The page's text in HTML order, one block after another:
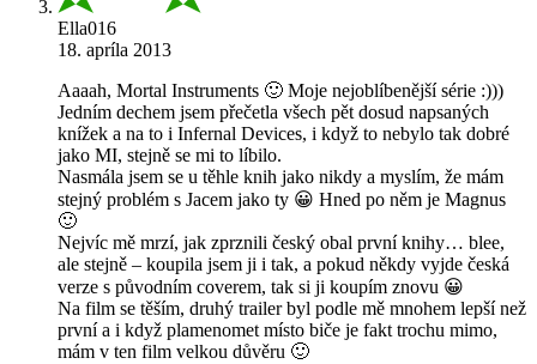
Ella016
18. apríla 2013
Aaaah, Mortal Instruments 🙂 Moje nejoblíbenější série :)))
Jedním dechem jsem přečetla všech pět dosud napsaných
knížek a na to i Infernal Devices, i když to nebylo tak dobré
jako MI, stejně se mi to líbilo.
Nasmála jsem se u těhle knih jako nikdy a myslím, že mám
stejný problém s Jacem jako ty 😀 Hned po něm je Magnus
🙂
Nejvíc mě mrzí, jak zprznili český obal první knihy… blee,
ale stejně – koupila jsem ji i tak, a pokud někdy vyjde česká
verze s původním coverem, tak si ji koupím znovu 😀
Na film se těším, druhý trailer byl podle mě mnohem lepší než
první a i když plamenomet místo biče je fakt trochu mimo,
mám v ten film velkou důvěru 🙂